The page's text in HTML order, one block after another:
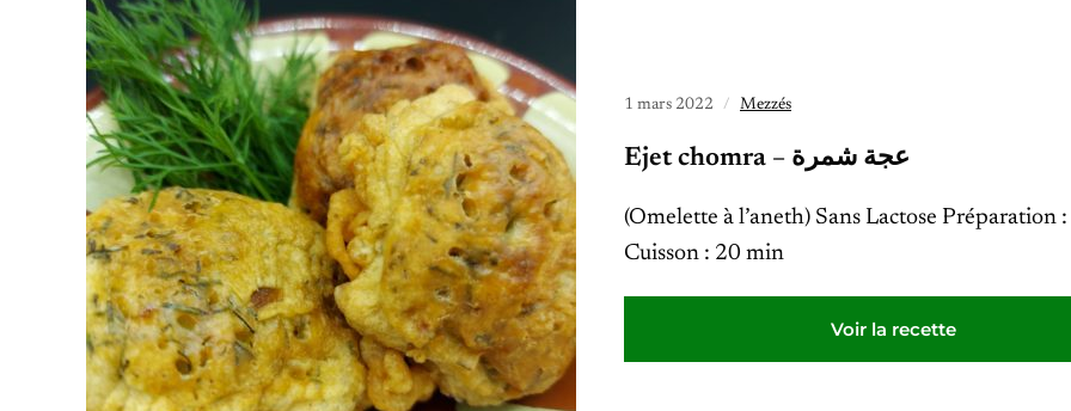
1 mars 2022 Mezzés
Ejet chomra – عجة شمرة
(Omelette à l’aneth) Sans Lactose Préparation
Cuisson : 20 min
Voir la recette